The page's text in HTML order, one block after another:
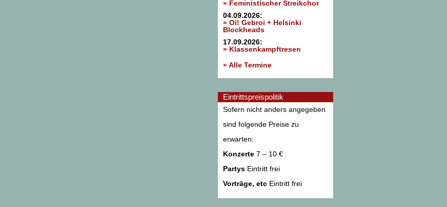
» Feministischer Streikchor
04.09.2026:
» Oi! Gebroi + Helsinki
Blockheads
17.09.2026:
» Klassenkampftresen
» Alle Termine
Eintrittspreispolitik
Sofern nicht anders angegeben
sind folgende Preise zu
erwarten:
Konzerte 7 – 10 €
Partys Eintritt frei
Vorträge, etc Eintritt frei